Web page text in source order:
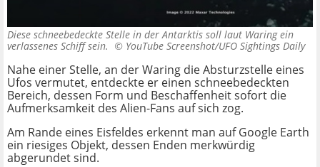
Diese schneebedeckte Stelle in der Antarktis soll laut Waring ein
verlassenes Schiff sein. © YouTube Screenshot/UFO Sightings Daily
Nahe einer Stelle, an der Waring die Absturzstelle eines
Ufos vermutet, entdeckte er einen schneebedeckten
Bereich, dessen Form und Beschaffenheit sofort die
Aufmerksamkeit des Alien-Fans auf sich zog.
Am Rande eines Eisfeldes erkennt man auf Google Earth
ein riesiges Objekt, dessen Enden merkwürdig
abgerundet sind.